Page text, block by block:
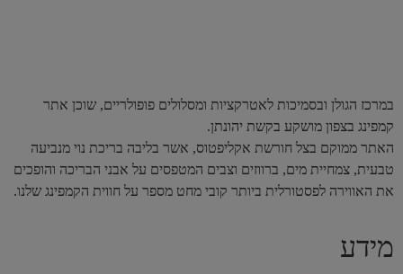
במרכז הגולן ובסמיכות לאטרקציות ומסלולים פופולריים, שוכן אתר
קמפינג בצפון מושקע בקשת יהונתן.
האתר ממוקם בצל חורשת אקליפטוס, אשר בליבה בריכת נוי מנביעה
טבעית, צמחיית מים, ברווזים וצבים המטפסים על אבני הבריכה והופכים
את האווירה לפסטורלית ביותר קובי מחט מספר על חווית הקמפינג שלנו.
מידע